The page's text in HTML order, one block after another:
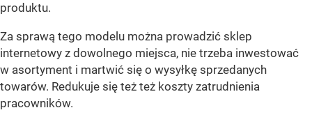
produktu.
Za sprawą tego modelu można prowadzić sklep
internetowy z dowolnego miejsca, nie trzeba inwestować
w asortyment i martwić się o wysyłkę sprzedanych
towarów. Redukuje się też też koszty zatrudnienia
pracowników.